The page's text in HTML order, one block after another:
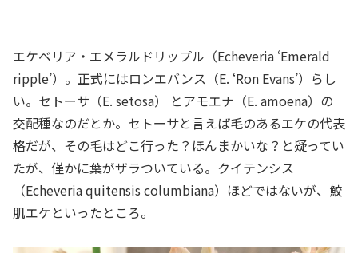
エケベリア・エメラルドリップル（Echeveria ‘Emerald
ripple’）。正式にはロンエバンス（E. ‘Ron Evans’）らし
い。セトーサ（E. setosa） とアモエナ（E. amoena）の
交配種なのだとか。セトーサと言えば毛のあるエケの代表
格だが、その毛はどこ行った？ほんまかいな？と疑ってい
たが、僅かに葉がザラついている。クイテンシス
（Echeveria quitensis columbiana）ほどではないが、鮫
肌エケといったところ。